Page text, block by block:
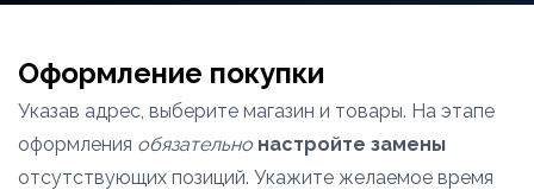
Оформление покупки
Указав адрес, выберите магазин и товары. На этапе
оформления обязательно настройте замены
отсутствующих позиций. Укажите желаемое время